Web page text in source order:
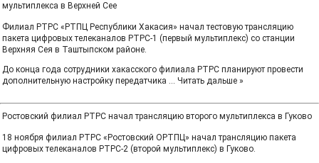
мультиплекса в Верхней Сее
Филиал РТРС «РТПЦ Республики Хакасия» начал тестовую трансляцию
пакета цифровых телеканалов РТРС-1 (первый мультиплекс) со станции
Верхняя Сея в Таштыпском районе.
До конца года сотрудники хакасского филиала РТРС планируют провести
дополнительную настройку передатчика ... Читать дальше »
Ростовский филиал РТРС начал трансляцию второго мультиплекса в Гуково
18 ноября филиал РТРС «Ростовский ОРТПЦ» начал трансляцию пакета
цифровых телеканалов РТРС-2 (второй мультиплекс) в Гуково.